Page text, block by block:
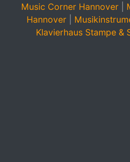
Music Corner Hannover
Hannover
Klavierhaus Stampe &